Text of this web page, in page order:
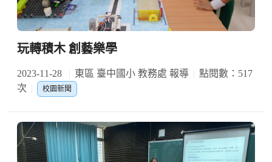
玩轉積木 創藝樂學
2023-11-28 東區 臺中國小 教務處 報導
點閱數：517
次
校園新聞